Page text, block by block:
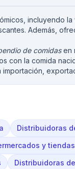
incluyendo
Además,
de comidasen
con la comida
importación,
Distribuidoras
y tiendas
Distribuidoras